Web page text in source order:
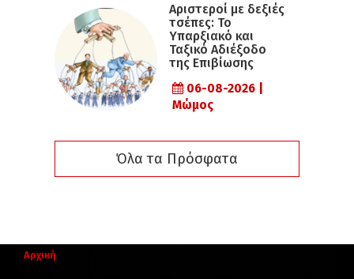
Αριστεροί με δεξιές
τσέπες: Το
Υπαρξιακό και
Ταξικό Αδιέξοδο
της Επιβίωσης
06-08-2026 |
Μώμος
Όλα τα Πρόσφατα
Αρχική